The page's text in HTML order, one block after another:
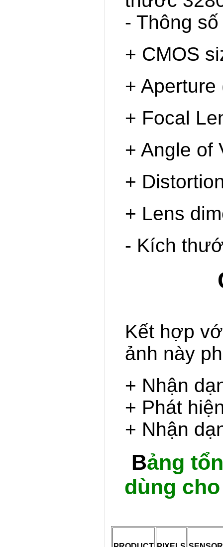
- Thông
+ CMOS
+ Aperture
+ Focal
+ Angle of
+
+ Lens
- Kích
Kết hợp
ảnh này
+ Nhận
+ Phát
+ Nhận
Bảng
dùng